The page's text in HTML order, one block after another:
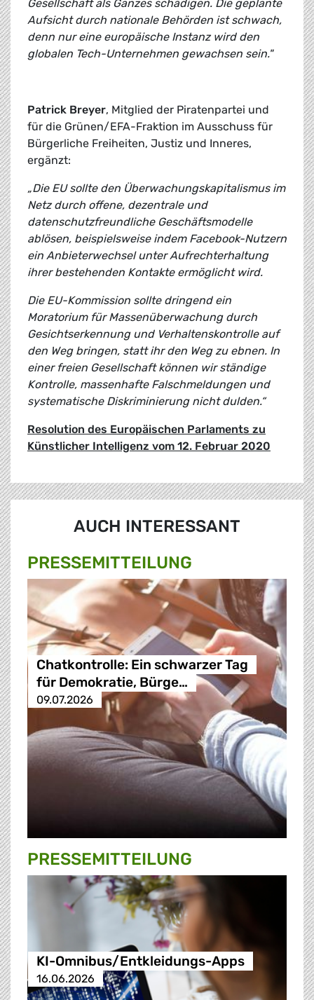
Gesellschaft als Ganzes schädigen. Die geplante
Aufsicht durch nationale Behörden ist schwach,
denn nur eine europäische Instanz wird den
globalen Tech-Unternehmen gewachsen sein."
Patrick Breyer, Mitglied der Piratenpartei und
für die Grünen/EFA-Fraktion im Ausschuss für
Bürgerliche Freiheiten, Justiz und Inneres,
ergänzt:
„Die EU sollte den Überwachungskapitalismus im
Netz durch offene, dezentrale und
datenschutzfreundliche Geschäftsmodelle
ablösen, beispielsweise indem Facebook-Nutzern
ein Anbieterwechsel unter Aufrechterhaltung
ihrer bestehenden Kontakte ermöglicht wird.
Die EU-Kommission sollte dringend ein
Moratorium für Massenüberwachung durch
Gesichtserkennung und Verhaltenskontrolle auf
den Weg bringen, statt ihr den Weg zu ebnen. In
einer freien Gesellschaft können wir ständige
Kontrolle, massenhafte Falschmeldungen und
systematische Diskriminierung nicht dulden.“
Resolution des Europäischen Parlaments zu
Künstlicher Intelligenz vom 12. Februar 2020
AUCH INTERESSANT
PRESSE­MITTEILUNG
Chatkontrolle: Ein schwarzer Tag
für Demokratie, Bürge…
09.07.2026
PRESSE­MITTEILUNG
KI-Omnibus/Entkleidungs-Apps
16.06.2026